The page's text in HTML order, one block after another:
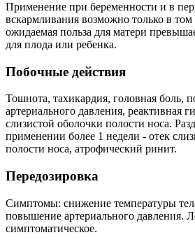
Применение при беременности и в
вскармливания возможно только в том
ожидаемая польза для матери
для плода или ребенка.
Побочные действия
Тошнота, тахикардия, головная боль,
артериального давления, реактивная
слизистой оболочки полости носа.
применении более 1 недели - отек
полости носа, атрофический ринит.
Передозировка
Симптомы: снижение температуры
повышение артериального давления.
симптоматическое.